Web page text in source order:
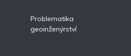
Problematika
geoinženýrství